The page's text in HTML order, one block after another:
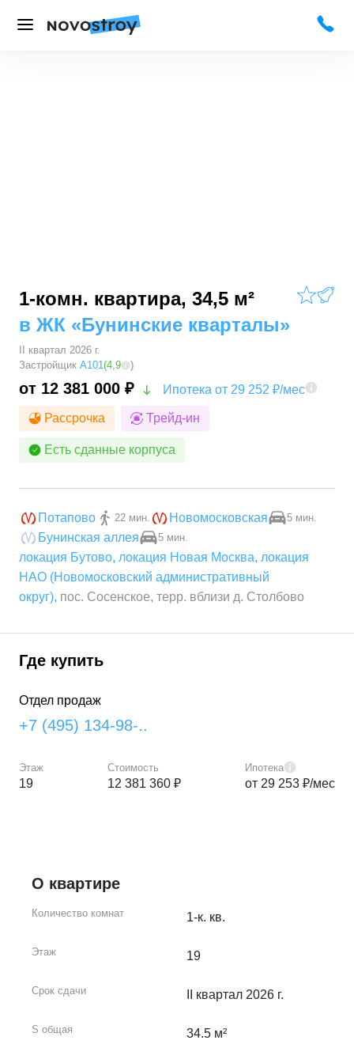
1-комн. квартира, 34,5 м²
в ЖК «Бунинские кварталы»
II квартал 2026 г.
Застройщик А101(4,9 )
от 12 381 000 ₽ Ипотека от 29 252 ₽/мес
Рассрочка Трейд-ин
Есть сданные корпуса
Потапово 22 мин. Новомосковская 5 мин.
Бунинская аллея 5 мин.
локация Бутово, локация Новая Москва, локация
НАО (Новомосковский административный
округ), пос. Сосенское, терр. вблизи д. Столбово
Где купить
Отдел продаж
+7 (495) 134-98-..
Этаж
19
Стоимость
12 381 360 ₽
Ипотека
от 29 253 ₽/мес
О квартире
Количество комнат 1-к. кв.
Этаж 19
Срок сдачи II квартал 2026 г.
S общая 34.5 м²